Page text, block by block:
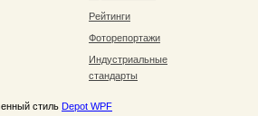
Рейтинги
Фоторепортажи
Индустриальные
стандарты
стиль Depot WPF